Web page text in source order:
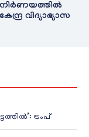
വിദ്യാഭ്യാസ
ട്രംപ്